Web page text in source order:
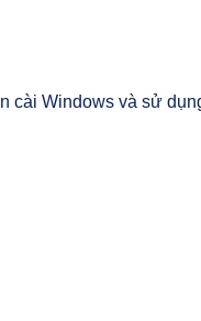
cài Windows và sử